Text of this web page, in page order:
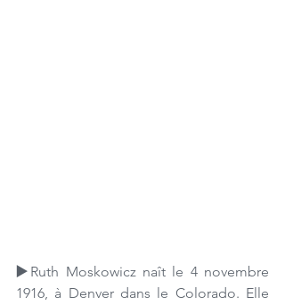
▶️ Ruth Moskowicz naît le 4 novembre
1916, à Denver dans le Colorado. Elle